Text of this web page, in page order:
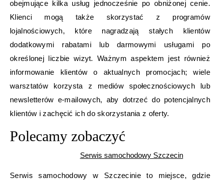
obejmujące kilka usług jednocześnie po obniżonej cenie.
Klienci mogą także skorzystać z programów
lojalnościowych, które nagradzają stałych klientów
dodatkowymi rabatami lub darmowymi usługami po
określonej liczbie wizyt. Ważnym aspektem jest również
informowanie klientów o aktualnych promocjach; wiele
warsztatów korzysta z mediów społecznościowych lub
newsletterów e-mailowych, aby dotrzeć do potencjalnych
klientów i zachęcić ich do skorzystania z oferty.
Polecamy zobaczyć
Serwis samochodowy Szczecin
Serwis samochodowy w Szczecinie to miejsce, gdzie